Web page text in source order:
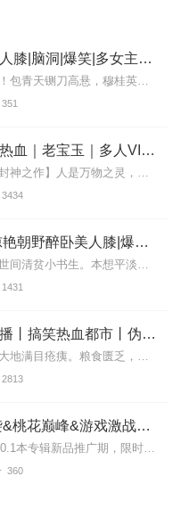
风流小侯爷，醉卧美人膝|脑洞|爆笑|多女主历史爽文
天啊！！这个朝代太乱了！包青天铡刀高悬，穆桂英挂帅出征，梁山好汉吵着造反，高俅除了踢球就是使坏。小侯爷曹斌在这神仙打架的世道里，只想当个曹贼。他常说：“我是被逼...
351
蛊真人｜大爱仙尊｜热血｜老宝玉｜多人VIP免费有声剧
内容简介【黑暗文反派流封神之作】人是万物之灵，蛊是天地真精。一个穿越者不断重生的故事。一个养蛊、炼蛊、用蛊的奇特世界。配音组（男角色）老宝玉旁白...
3434
免费|废材书生开局惊艳朝野醉卧美人膝|爆笑精品爽文
现代少年一朝穿越，沦为世间清贫小书生。本想平淡度日，安稳浮生，却意外落入温柔美人窝，被绝色山匪女主强行掳走，圈在山间强做枕边人。清冷红颜暗藏温柔，娇俏佳人暗自...
1431
第九特区丨头陀渊演播丨搞笑热血都市丨伪戒丨VIP免费多人有声剧
【内容简介】灾变过后，大地满目疮痍。粮食匮乏，资源紧俏，局势混乱……一位从待规划区杀出来的青年，背对着漫天黄沙，孤身来到九区谋生，却不曾想偶然结识三五好友，一念...
2813
醉卧美人膝|宅男逆袭&桃花巅峰&游戏激战丨多人有声
墙裂推荐2022.8.1-2022.10.1本专辑新品推广期，限时免费2个月，会员免费收听。每日17点准时更新3集，不定时爆更哦，多多评论订阅主播动力更足~...
360